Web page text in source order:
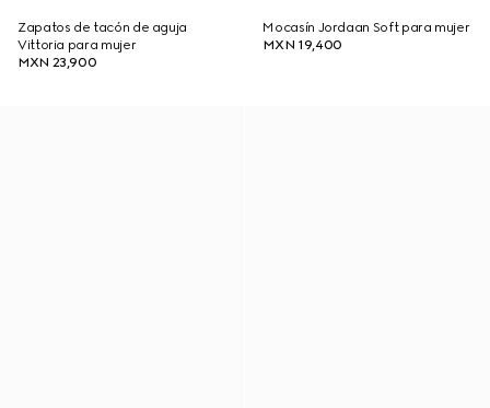
Zapatos de tacón de aguja
Vittoria para mujer
MXN 23,900
Mocasín Jordaan Soft para mujer
MXN 19,400